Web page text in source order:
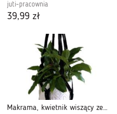
juti-pracownia
39,99 zł
Makrama, kwietnik wiszący ze sznurka, boho.